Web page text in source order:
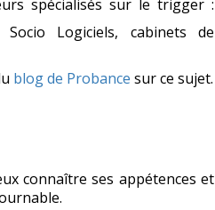
spécialisés sur le trigger :
Logiciels, cabinets de
blog de Probance sur ce sujet.
connaître ses appétences et